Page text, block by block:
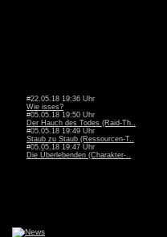
#22.05.18 19:36 Uhr
Wie isses?
#05.05.18 19:50 Uhr
Der Hauch des Todes (Raid-Th..
#05.05.18 19:49 Uhr
Staub zu Staub (Ressourcen-T..
#05.05.18 19:47 Uhr
Die Überlebenden (Charakter-..